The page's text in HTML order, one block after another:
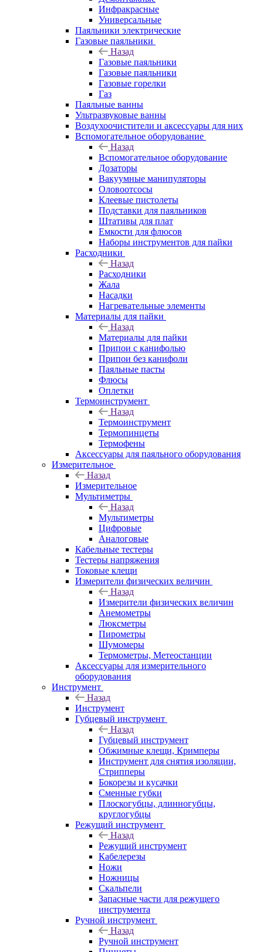
Инфракрасные
Универсальные
Паяльники электрические
Газовые паяльники
Назад
Газовые паяльники
Газовые паяльники
Газовые горелки
Газ
Паяльные ванны
Ультразвуковые ванны
Воздухоочистители и аксессуары для них
Вспомогательное оборудование
Назад
Вспомогательное оборудование
Дозаторы
Вакуумные манипуляторы
Оловоотсосы
Клеевые пистолеты
Подставки для паяльников
Штативы для плат
Емкости для флюсов
Наборы инструментов для пайки
Расходники
Назад
Расходники
Жала
Насадки
Нагревательные элементы
Материалы для пайки
Назад
Материалы для пайки
Припои с канифолью
Припои без канифоли
Паяльные пасты
Флюсы
Оплетки
Термоинструмент
Назад
Термоинструмент
Термопинцеты
Термофены
Аксессуары для паяльного оборудования
Измерительное
Назад
Измерительное
Мультиметры
Назад
Мультиметры
Цифровые
Аналоговые
Кабельные тестеры
Тестеры напряжения
Токовые клещи
Измерители физических величин
Назад
Измерители физических величин
Анемометры
Люксметры
Пирометры
Шумомеры
Термометры, Метеостанции
Аксессуары для измерительного
оборудования
Инструмент
Назад
Инструмент
Губцевый инструмент
Назад
Губцевый инструмент
Обжимные клещи, Кримперы
Инструмент для снятия изоляции,
Стрипперы
Бокорезы и кусачки
Сменные губки
Плоскогубцы, длинногубцы,
круглогубцы
Режущий инструмент
Назад
Режущий инструмент
Кабелерезы
Ножи
Ножницы
Скальпели
Запасные части для режущего
инструмента
Ручной инструмент
Назад
Ручной инструмент